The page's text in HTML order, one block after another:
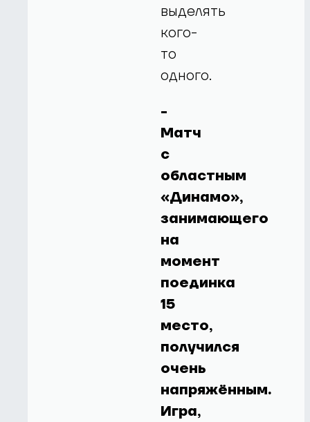
выделять
кого-
то
одного.
-
Матч
с
областным
«Динамо»,
занимающего
на
момент
поединка
15
место,
получился
очень
напряжённым.
Игра,